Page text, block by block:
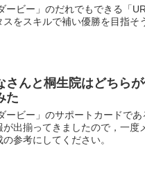
ービー」のだれでもできる「
をスキルで補い優勝を目指そ
さんと桐生院はどちら
た
ービー」のサポートカードで
出揃ってきましたので，一度
参考にしてください。